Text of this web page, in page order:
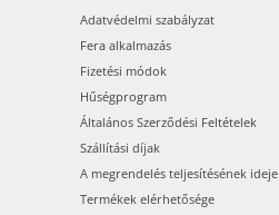
Adatvédelmi szabályzat
Fera alkalmazás
Fizetési módok
Hűségprogram
Általános Szerződési Feltételek
Szállítási díjak
A megrendelés teljesítésének ideje
Termékek elérhetősége